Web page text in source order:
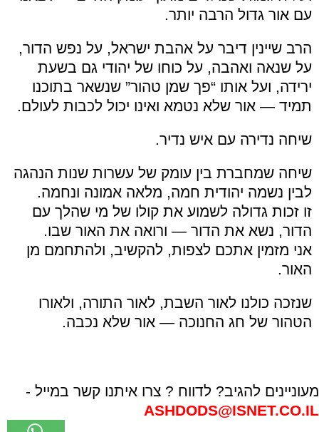
עם אור גדול הרבה יותר.
הרב שיינין דיבר על אהבת ישראל, על נפש הדור,
על שנאה ואהבה, על כוחו של יהודי גם בשעת
ירידה, ועל אותו “פך שמן טהור” שנשאר בתוכנו
תמיד — אור שלא נטמא ואינו יכול לכבות לעולם.
שיחה נדירה עם איש נדיר.
שיחה שמחברת בין עומק של עשרות שנות הנהגה
לבין נשמה יהודית חמה, מלאה אמונה ונחמה.
זו זכות גדולה לשמוע את קולו של מי שהלך עם
הדור, נשא את הדור — ורואה את האור שבו.
אני מזמין אתכם לצפות, להקשיב, ולהתחמם מן
האור.
שנזכה כולנו לאור השבת, לאור התורה, ולאורו
הטהור של חג החנוכה — אור שלא נכבה.
מעוניינים להגיב? לדווח ? צרו איתנו קשר במייל -
ASHDODS@ISNET.CO.IL